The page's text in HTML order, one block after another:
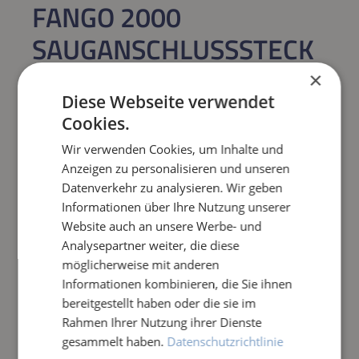
FANGO 2000
SAUGANSCHLUSSSTECK
Regulärer Preis:
19,90 €
Preise inkl. MwSt. zzgl. Versandkosten
Sofort verfügbar,Lieferzeit: 1-3 Tage
Produkt Anzahl: Gib den gewünschten
IN DEN WARENKORB
Frage zum Artikel
×
Diese Webseite verwendet
Cookies.
Wir verwenden Cookies, um Inhalte und
Anzeigen zu personalisieren und unseren
Datenverkehr zu analysieren. Wir geben
Informationen über Ihre Nutzung unserer
Website auch an unsere Werbe- und
Analysepartner weiter, die diese
möglicherweise mit anderen
Informationen kombinieren, die Sie ihnen
bereitgestellt haben oder die sie im
Rahmen Ihrer Nutzung ihrer Dienste
gesammelt haben. Datenschutzrichtlinie